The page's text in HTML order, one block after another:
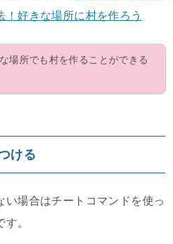
好きな場所に村を作ろう
場所でも村を作ることができる
ける
い場合はチートコマンドを使っ
。